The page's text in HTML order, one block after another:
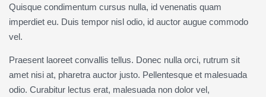
Quisque condimentum cursus nulla, id venenatis quam
imperdiet eu. Duis tempor nisl odio, id auctor augue commodo
vel.
Praesent laoreet convallis tellus. Donec nulla orci, rutrum sit
amet nisi at, pharetra auctor justo. Pellentesque et malesuada
odio. Curabitur lectus erat, malesuada non dolor vel,